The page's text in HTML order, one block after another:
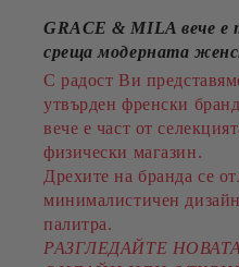
GRACE & MILA вече
среща модерната
С радост Ви
утвърден френски
вече е част от
физически магазин.
Дрехите на бранда се
минималистичен
палитра.
РАЗГЛЕДАЙТЕ